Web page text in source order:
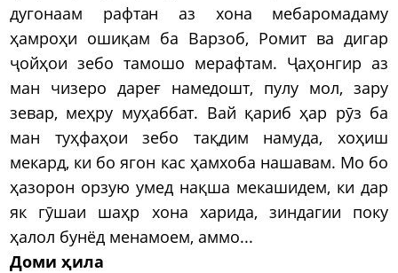
дугонаам рафтан аз хона мебаромадаму
ҳамроҳи ошиқам ба Варзоб, Ромит ва дигар
ҷойҳои зебо тамошо мерафтам. Ҷаҳонгир аз
ман чизеро дареғ намедошт, пулу мол, зару
зевар, меҳру муҳаббат. Вай қариб ҳар рӯз ба
ман туҳфаҳои зебо тақдим намуда, хоҳиш
мекард, ки бо ягон кас ҳамхоба нашавам. Мо бо
ҳазорон орзую умед нақша мекашидем, ки дар
як гӯшаи шаҳр хона харида, зиндагии поку
ҳалол бунёд менамоем, аммо...
Доми ҳила